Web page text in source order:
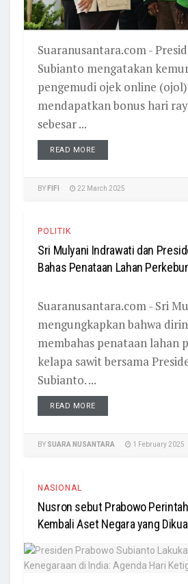
Suaranusantara.com -
Subianto mengatakan
pengemudi ojek online
mendapatkan bonus hari
sebesar ...
READ MORE
BY FIFI 22 March 2025
POLITIK
Sri Mulyani Indrawati dan
Bahas Penataan Lahan
Suaranusantara.com - Sri
mengungkapkan bahwa
membahas penataan lahan
kelapa sawit bersama
Subianto. ...
READ MORE
BY SUARA NUSANTARA 1 February 2025
NASIONAL
Nusron sebut Prabowo
Kembali Aset Negara yang